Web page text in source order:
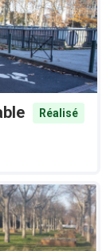
Réalisé